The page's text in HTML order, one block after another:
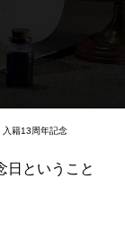
入籍13周年記念
日ということ